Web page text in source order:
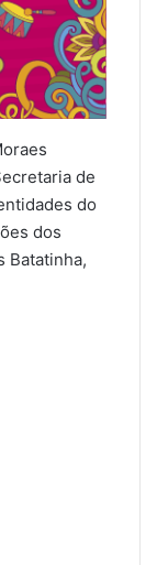
de
do
dos
Batatinha,